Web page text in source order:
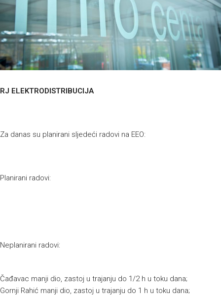
RJ ELEKTRODISTRIBUCIJA
Za danas su planirani sljedeći radovi na EEO:
Planirani radovi:
Neplanirani radovi:
Čađavac manji dio, zastoj u trajanju do 1/2 h u toku dana;
Gornji Rahić manji dio, zastoj u trajanju do 1 h u toku dana;